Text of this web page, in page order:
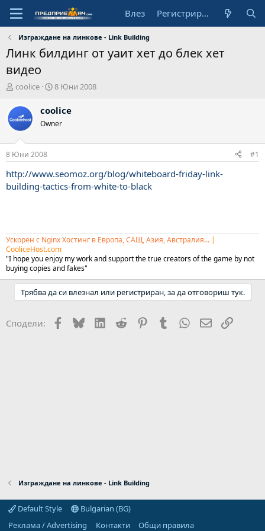
Влез Регистрирай се
Изграждане на линкове - Link Building
Линк билдинг от уаит хет до блек хет
видео
А
т
о
р
coolice
Н
ч
л
д
а
т
а
8 Юни 2008
coolice
Owner
8 Юни 2008 #1
http://www.seomoz.org/blog/whiteboard-friday-link-
building-tactics-from-white-to-black
Ускорен с Nginx Хостинг в Европа, САЩ, Азия, Австралия... |
CooliceHost.com
"I hope you enjoy my work and support the true creators of the game by not
buying copies and fakes"
Трябва да си влезнал или регистриран, за да отговориш тук.
Сподели: Facebook
BlueskyLinkedIn
Reddit PinterestTumblr WhatsApp
EmailLink
Изграждане на линкове - Link Building
Default Style
Bulgarian (BG)
Реклама / Advertising
Контакти
Общи правила